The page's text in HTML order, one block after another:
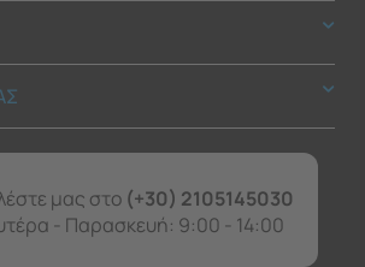
μας στο (+30) 2105145030
- Παρασκευή: 9:00 - 14:00